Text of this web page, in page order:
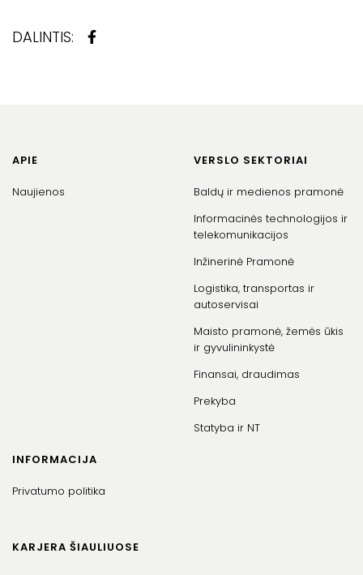
DALINTIS:
KARJERA ŠIAULIUOSE
APIE
Naujienos
VERSLO SEKTORIAI
Baldų ir medienos pramonė
Informacinės technologijos ir
telekomunikacijos
Inžinerinė Pramonė
Logistika, transportas ir
autoservisai
Maisto pramonė, žemės ūkis
ir gyvulininkystė
Finansai, draudimas
Prekyba
Statyba ir NT
INFORMACIJA
Privatumo politika